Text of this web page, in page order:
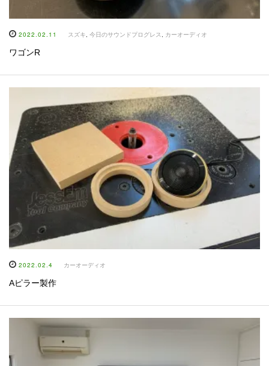
2022.02.11 スズキ 今日のサウンドプログレス カーオーディオ
ワゴンR
2022.02.4 カーオーディオ
Aピラー製作